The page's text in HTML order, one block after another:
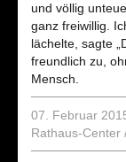
und völlig
ganz freiwillig.
lächelte, sagte
freundlich zu,
Mensch.
07. Februar
Rathaus-Center